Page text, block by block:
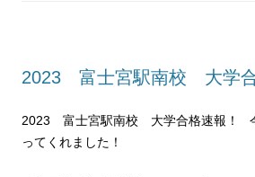
2023 富士宮駅南校 大学合
2023 富士宮駅南校 大学合格速報！
ってくれました！